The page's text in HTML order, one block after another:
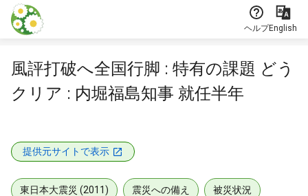
本文に飛ぶ
ヘルプEnglish
風評打破へ全国行脚 : 特有の課題 どう
クリア : 内堀福島知事 就任半年
提供元サイトで表示
東日本大震災 (2011) 震災への備え 被災状況